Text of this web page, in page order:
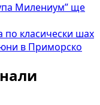
Милениум” ще
по класически шах
в Приморско